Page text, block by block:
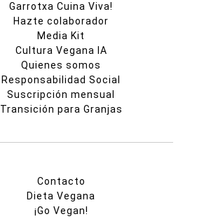
Garrotxa Cuina Viva!
Hazte colaborador
Media Kit
Cultura Vegana IA
Quienes somos
Responsabilidad Social
Suscripción mensual
Transición para Granjas
Contacto
Dieta Vegana
¡Go Vegan!